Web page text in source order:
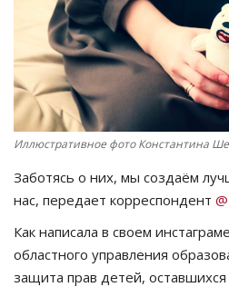
Чек-лист
РАЗВЛЕЧЕНИЯ
OFFICIAL
Курултай
Язык
Қазақша Русский
Иллюстративное фото Константина
Заботясь о них, мы создаём
нас, передает корреспондент
Как написала в своем
областного управления
защита прав детей,